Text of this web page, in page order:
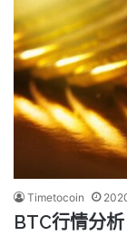
Timetocoin
BTC行情分